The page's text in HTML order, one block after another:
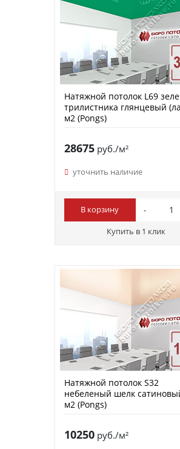
Натяжной потолок L69
трилистника глянцевый
м2 (Pongs)
28675руб./м²
уточнить наличие
В корзину
Купить в 1 клик
Натяжной потолок S32
небеленый шелк
м2 (Pongs)
10250руб./м²